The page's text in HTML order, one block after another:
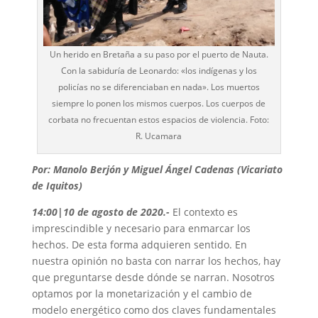
Un herido en Bretaña a su paso por el puerto de Nauta.
Con la sabiduría de Leonardo: «los indígenas y los
policías no se diferenciaban en nada». Los muertos
siempre lo ponen los mismos cuerpos. Los cuerpos de
corbata no frecuentan estos espacios de violencia. Foto:
R. Ucamara
Por: Manolo Berjón y Miguel Ángel Cadenas (Vicariato
de Iquitos)
14:00|10 de agosto de 2020.- El contexto es
imprescindible y necesario para enmarcar los
hechos. De esta forma adquieren sentido. En
nuestra opinión no basta con narrar los hechos, hay
que preguntarse desde dónde se narran. Nosotros
optamos por la monetarización y el cambio de
modelo energético como dos claves fundamentales